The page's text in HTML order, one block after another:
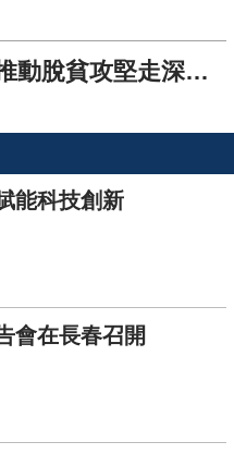
吉林省：以高品質整改推動脫貧攻堅走深走實
能科技創新
會在長春召開